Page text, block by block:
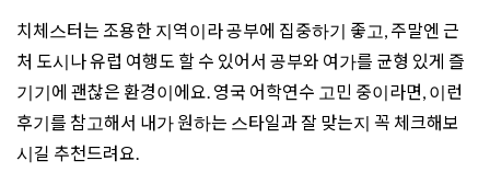
치체스터는 조용한 지역이라 공부에 집중하기 좋고, 주말엔 근
처 도시나 유럽 여행도 할 수 있어서 공부와 여가를 균형 있게 즐
기기에 괜찮은 환경이에요. 영국 어학연수 고민 중이라면, 이런
후기를 참고해서 내가 원하는 스타일과 잘 맞는지 꼭 체크해보
시길 추천드려요.